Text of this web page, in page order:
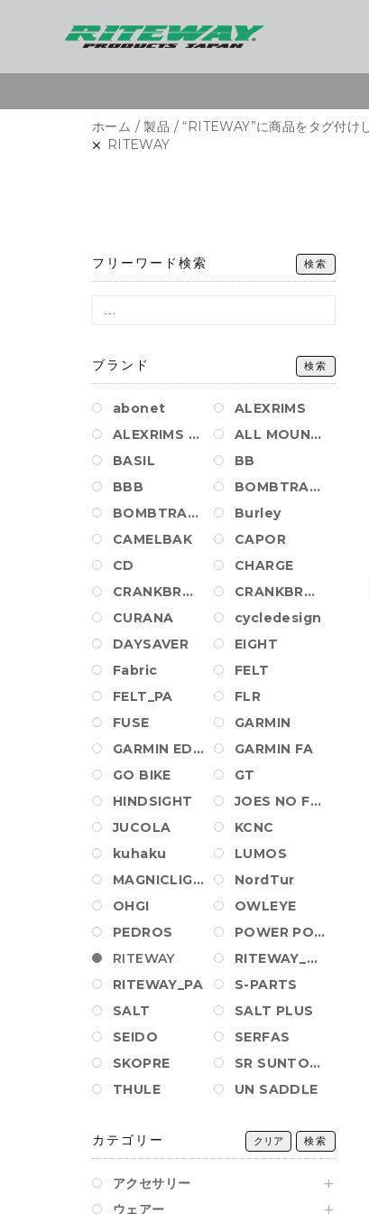
ホーム /製品 /“RITEWAY”に商品をタグ付け
RITEWAY
フリーワード検索 検索
ブランド 検索
abonet
ALEXRIMS
ALEXRIMS WHEEL
ALL MOUNTAIN STYLE
BASIL
BB
BBB
BOMBTRACK
BOMBTRACK_PA
Burley
CAMELBAK
CAPOR
CD
CHARGE
CRANKBROTHERS
CRANKBROTHERS SHOES
CURANA
cycledesign
DAYSAVER
EIGHT
Fabric
FELT
FELT_PA
FLR
FUSE
GARMIN
GARMIN EDGE
GARMIN FA
GO BIKE
GT
HINDSIGHT
JOES NO FLATS
JUCOLA
KCNC
kuhaku
LUMOS
MAGNICLIGHT
NordTur
OHGI
OWLEYE
PEDROS
POWER POSITION BALL
RITEWAY
RITEWAY_AM_PA
RITEWAY_PA
S-PARTS
SALT
SALT PLUS
SEIDO
SERFAS
SKOPRE
SR SUNTOUR
THULE
UN SADDLE
カテゴリー クリア 検索
アクセサリー
ウェアー